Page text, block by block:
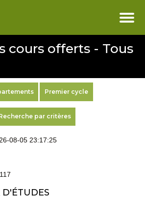
cours offerts - Tous
Premier cycle
par critères
08-05 23:17:25
D'ÉTUDES